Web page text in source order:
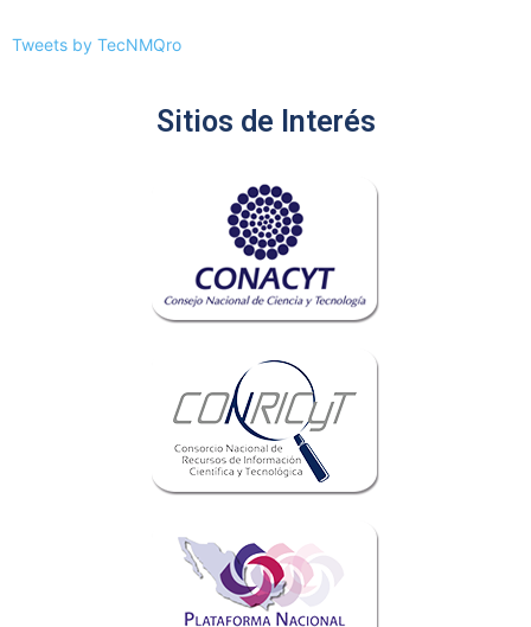
Tweets by TecNMQro
Sitios de Interés